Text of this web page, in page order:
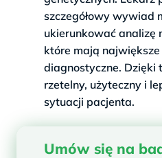
szczegółowy wywiad
ukierunkować analizę
które mają największe
diagnostyczne. Dzięki
rzetelny, użyteczny i
sytuacji pacjenta.
Umów się na